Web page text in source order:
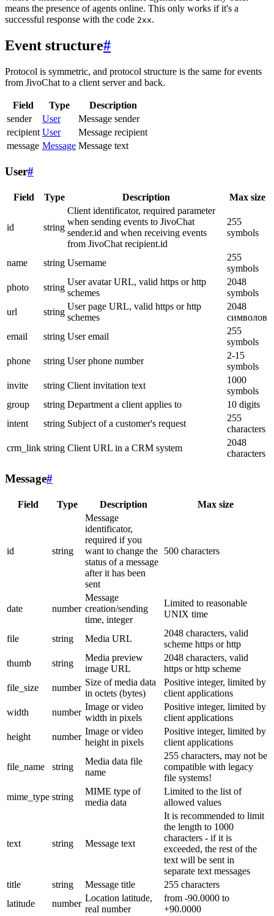
means the presence of agents online. This only works if it's a
successful response with the code 2xx.
Event structure#
Protocol is symmetric, and protocol structure is the same for events
from JivoChat to a client server and back.
Field Type
Description
sender
User
Message sender
recipient User
Message recipient
message Message Message text
User#
Field Type Description Max size
id string
Client identificator, required parameter
when sending events to JivoChat
sender.id and when receiving events
from JivoChat recipient.id
255
symbols
name string Username
255
symbols
photo
string
User avatar URL, valid https or http
schemes
2048
symbols
url
string
User page URL, valid https or http
schemes
2048
символов
email
string User email
255
symbols
phone
string User phone number
2-15
symbols
invite
string Client invitation text
1000
symbols
group
string Department a client applies to
10 digits
intent
string Subject of a customer's request
255
characters
crm_link string Client URL in a CRM system
2048
characters
Message#
Field Type Description Max size
id string
Message
identificator,
required if you
want to change the
status of a message
after it has been
sent
500 characters
date number
Message
creation/sending
time, integer
Limited to reasonable
UNIX time
file string Media URL
2048 characters, valid
scheme https or http
thumb
string
Media preview
image URL
2048 characters, valid
https or http scheme
file_size
number
Size of media data
in octets (bytes)
Positive integer, limited by
client applications
width
number
Image or video
width in pixels
Positive integer, limited by
client applications
height
number
Image or video
height in pixels
Positive integer, limited by
client applications
file_name string
Media data file
name
255 characters, may not be
compatible with legacy
file systems!
mime_type string
MIME type of
media data
Limited to the list of
allowed values
text string Message text
It is recommended to limit
the length to 1000
characters - if it is
exceeded, the rest of the
text will be sent in
separate text messages
title
string Message title
255 characters
latitude
number
Location latitude,
real number
from -90.0000 to
+90.0000